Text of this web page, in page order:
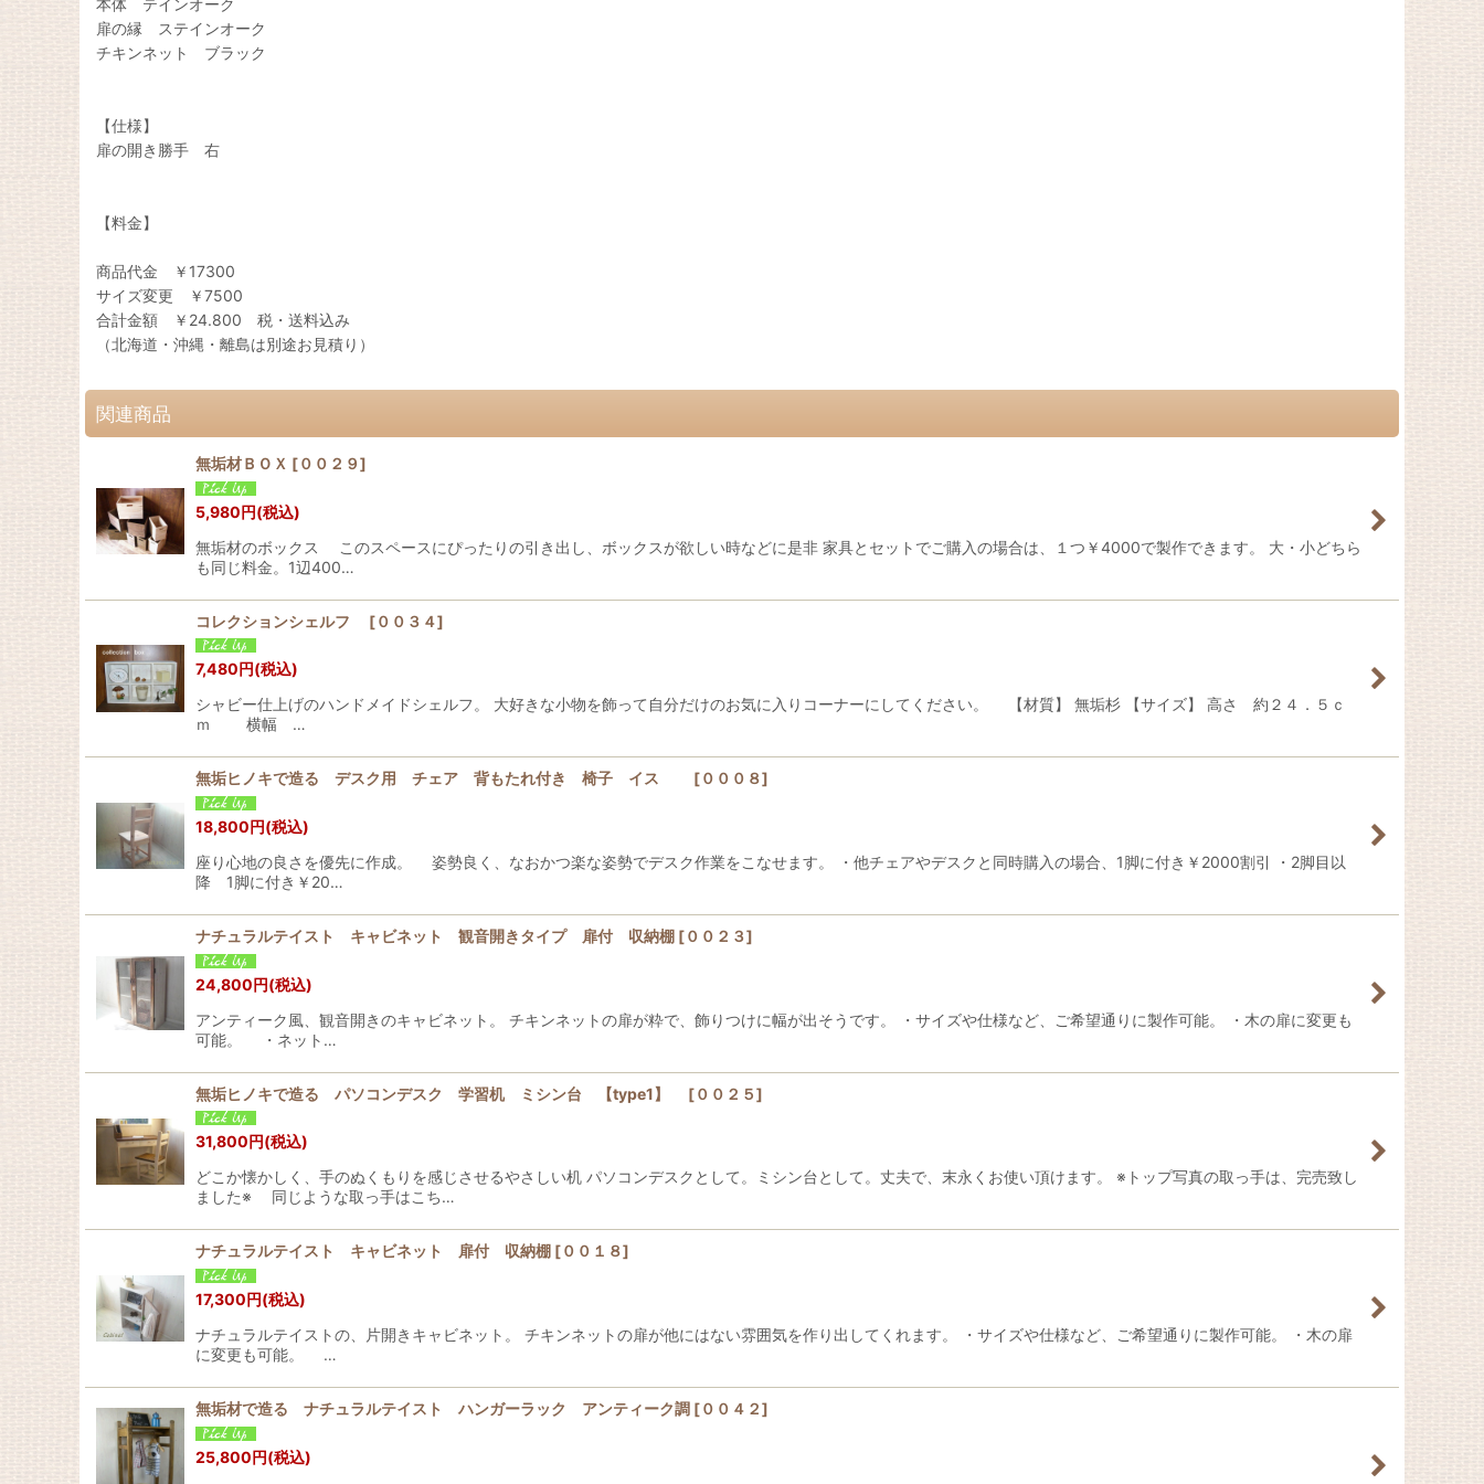
本体 テインオーク
扉の縁 ステインオーク
チキンネット ブラック
【仕様】
扉の開き勝手 右
【料金】
商品代金 ￥17300
サイズ変更 ￥7500
合計金額 ￥24.800 税・送料込み
（北海道・沖縄・離島は別途お見積り）
関連商品
無垢材ＢＯＸ [００２９]
5,980円(税込)
無垢材のボックス このスペースにぴったりの引き出し、ボックスが欲しい時などに是非 家具とセットでご購入の場合は、１つ￥4000で製作できます。 大・小どちら
も同じ料金。1辺400…
コレクションシェルフ [００３４]
7,480円(税込)
シャビー仕上げのハンドメイドシェルフ。 大好きな小物を飾って自分だけのお気に入りコーナーにしてください。 【材質】 無垢杉 【サイズ】 高さ 約２４．５ｃ
ｍ 横幅 …
無垢ヒノキで造る デスク用 チェア 背もたれ付き 椅子 イス [０００８]
18,800円(税込)
座り心地の良さを優先に作成。 姿勢良く、なおかつ楽な姿勢でデスク作業をこなせます。 ・他チェアやデスクと同時購入の場合、1脚に付き￥2000割引 ・2脚目以
降 1脚に付き￥20…
ナチュラルテイスト キャビネット 観音開きタイプ 扉付 収納棚 [００２３]
24,800円(税込)
アンティーク風、観音開きのキャビネット。 チキンネットの扉が粋で、飾りつけに幅が出そうです。 ・サイズや仕様など、ご希望通りに製作可能。 ・木の扉に変更も
可能。 ・ネット…
無垢ヒノキで造る パソコンデスク 学習机 ミシン台 【type1】 [００２５]
31,800円(税込)
どこか懐かしく、手のぬくもりを感じさせるやさしい机 パソコンデスクとして。ミシン台として。丈夫で、末永くお使い頂けます。 ※トップ写真の取っ手は、完売致し
ました※ 同じような取っ手はこち…
ナチュラルテイスト キャビネット 扉付 収納棚 [００１８]
17,300円(税込)
ナチュラルテイストの、片開きキャビネット。 チキンネットの扉が他にはない雰囲気を作り出してくれます。 ・サイズや仕様など、ご希望通りに製作可能。 ・木の扉
に変更も可能。 …
無垢材で造る ナチュラルテイスト ハンガーラック アンティーク調 [００４２]
25,800円(税込)